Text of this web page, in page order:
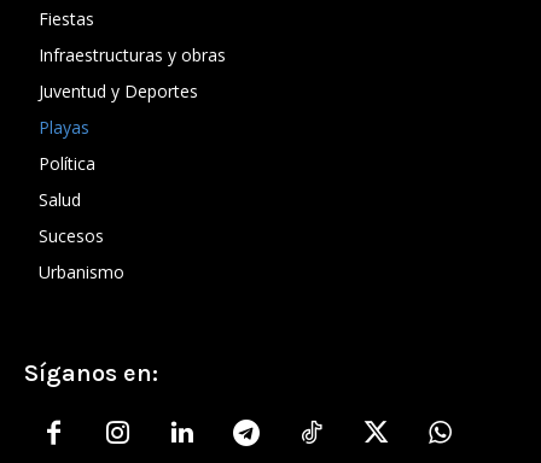
Fiestas
Infraestructuras y obras
Juventud y Deportes
Playas
Política
Salud
Sucesos
Urbanismo
Síganos en: